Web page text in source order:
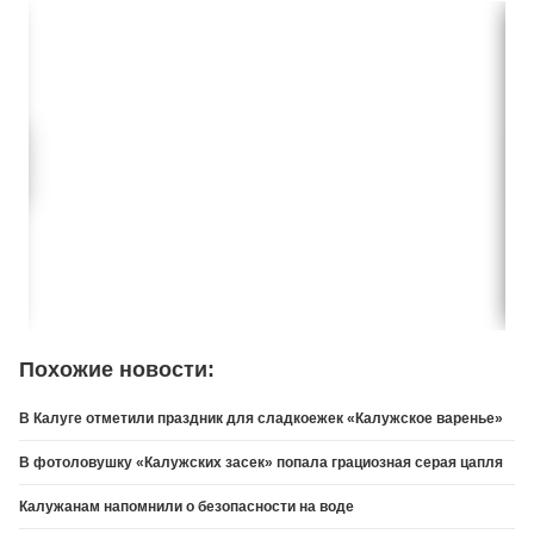
Похожие новости:
В Калуге отметили праздник для сладкоежек «Калужское варенье»
В фотоловушку «Калужских засек» попала грациозная серая цапля
Калужанам напомнили о безопасности на воде